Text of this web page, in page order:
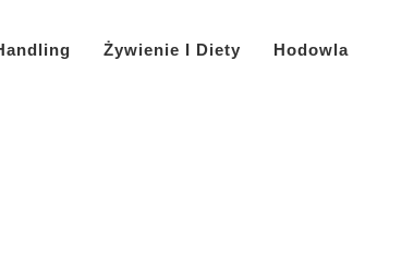
Żywienie I Diety Hodowla